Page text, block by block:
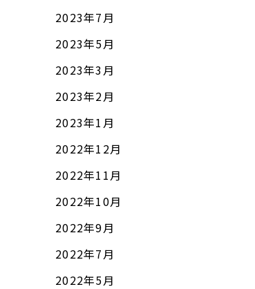
2023年7月
2023年5月
2023年3月
2023年2月
2023年1月
2022年12月
2022年11月
2022年10月
2022年9月
2022年7月
2022年5月